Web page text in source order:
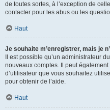
de toutes sortes, à l’exception de
contacter pour les abus ou les
Haut
Je souhaite m’enregistrer, mais je
Il est possible qu’un administrateur
nouveaux comptes. Il peut
d’utilisateur que vous souhaitez
pour obtenir de l’aide.
Haut